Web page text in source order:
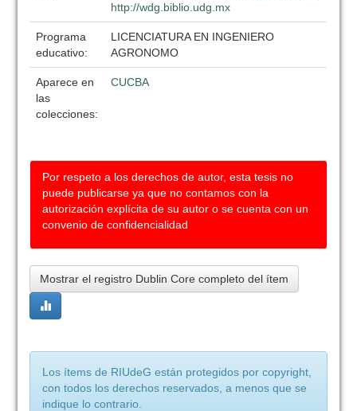
http://wdg.biblio.udg.mx
Programa
educativo:
LICENCIATURA EN INGENIERO
AGRONOMO
Aparece en
las
colecciones:
CUCBA
Por respeto a los derechos de autor, esta tesis no
puede publicarse ya que no contamos con la
autorización explícita de su autor o se cuenta con un
convenio de confidencialidad
Mostrar el registro Dublin Core completo del ítem
Los ítems de RIUdeG están protegidos por copyright,
con todos los derechos reservados, a menos que se
indique lo contrario.